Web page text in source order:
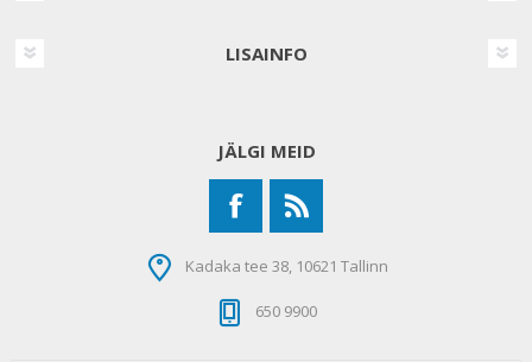
LISAINFO
JÄLGI MEID
Kadaka tee 38, 10621 Tallinn
650 9900